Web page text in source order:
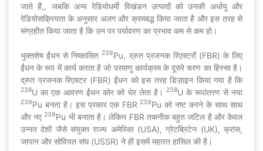
जाते हैं,, जबकि अन्य रेडियोधर्मी विखंडन उत्पादों को उनकी अर्धायु और
रेडियोसक्रियता के अनुसार अलग और क्रमबद्ध किया जाता है और इस तरह से
संग्रहीत किया जाता है कि उन पर पर्यावरण का प्रभाव कम से कम हो।
भुक्तशेष ईंधन से निष्कासित239Pu, द्रुत प्रजनक रिएक्टरों (FBR) के लिए
ईंधन के रूप में कार्य करता है जो परमाणु कार्यक्रम के दूसरे चरण का हिस्सा है।
द्रुत प्रजनक रिएक्टर (FBR) ईंधन को इस तरह डिज़ाइन किया गया है कि
238U का एक आवरण ईंधन कोर को घेर लेता है। 238U के रूपांतरण से नया
239Pu बनता है। इस प्रकार एक FBR239Pu को नष्ट करने के साथ साथ
और नए239Pu भी बनाता है। लेकिन FBR तकनीक बहुत जटिल है और केवल
उन्नत देशों जैसे संयुक्त राज्य अमेरिका (USA), ग्रेटब्रिटेन (UK), फ्रांस,
जापान और सोवियत संघ (USSR) ने ही इसमें महारत हासिल की है।